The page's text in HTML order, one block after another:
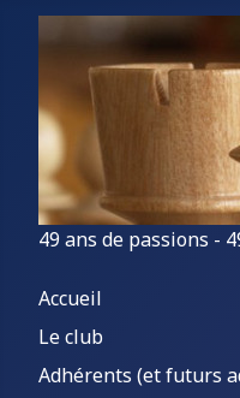
49 ans de passions -
Accueil
Le club
Adhérents (et futurs